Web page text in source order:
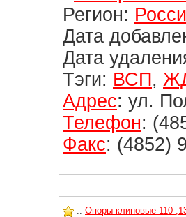
Регион:
Дата
Дата
Тэги: ВСП,
Адрес: ул.
Телефон:
Факс: (4852)
:: Опоры клиновые 110